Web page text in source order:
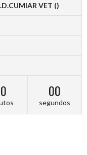
VET ()
00
segundos